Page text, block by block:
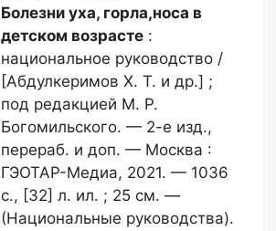
Болезни уха, горла,носа в
детском возрасте :
национальное руководство /
[Абдулкеримов Х. Т. и др.] ;
под редакцией М. Р.
Богомильского. — 2-е изд.,
перераб. и доп. — Москва :
ГЭОТАР-Медиа, 2021. — 1036
с., [32] л. ил. ; 25 см. —
(Национальные руководства).